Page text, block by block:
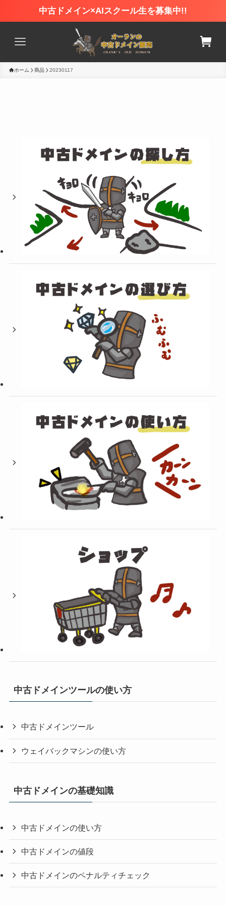
中古ドメイン×AIスクール生を募集中!!
ホーム 商品 20230117
中古ドメインツールの使い方
中古ドメインツール
ウェイバックマシンの使い方
中古ドメインの基礎知識
中古ドメインの使い方
中古ドメインの値段
中古ドメインのペナルティチェック